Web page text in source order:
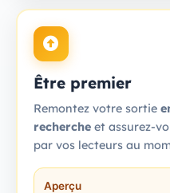
Être premier
Remontez votre sortie
recherche et assurez-
par vos lecteurs au
Aperçu